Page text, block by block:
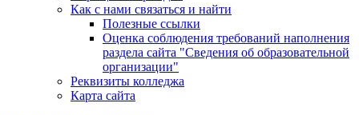
Как с нами связаться и найти
Полезные ссылки
Оценка соблюдения требований наполнения
раздела сайта "Сведения об образовательной
организации"
Реквизиты колледжа
Карта сайта